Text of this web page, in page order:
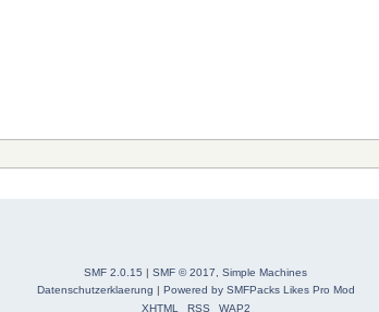
SMF 2.0.15 | SMF © 2017
Simple Machines
Datenschutzerklaerung | Powered by SMFPacks Likes Pro Mod
XHTML
RSS WAP2